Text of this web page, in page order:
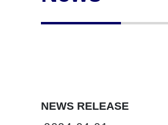
NEWS RELEASE